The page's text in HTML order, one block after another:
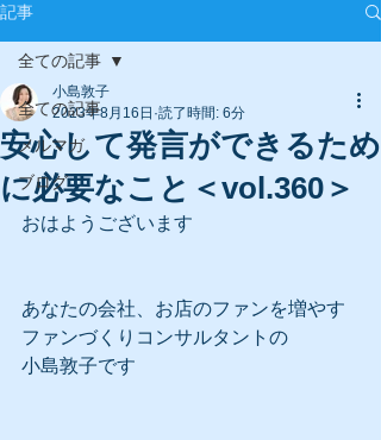
記事
全ての記事
メルマガ
ブログ
全ての記事
安心して発言ができるため
に必要なこと＜vol.360＞
小島敦子
2023年8月16日 読了時間: 6分
おはようございます
あなたの会社、お店のファンを増やす
ファンづくりコンサルタントの
小島敦子です